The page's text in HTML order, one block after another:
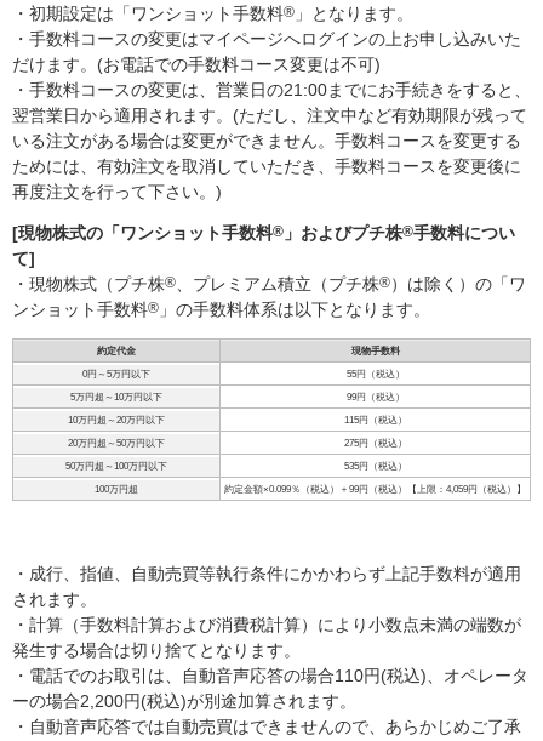
・初期設定は「ワンショット手数料® 」となります。
・手数料コースの変更はマイページへログインの上お申し込みいた
だけます。(お電話での手数料コース変更は不可)
・手数料コースの変更は、営業日の21:00までにお手続きをすると、
翌営業日から適用されます。(ただし、注文中など有効期限が残って
いる注文がある場合は変更ができません。手数料コースを変更する
ためには、有効注文を取消していただき、手数料コースを変更後に
再度注文を行って下さい。)
[現物株式の「ワンショット手数料® 」およびプチ株®手数料につい
て]
・現物株式（プチ株®、プレミアム積立（プチ株®）は除く）の「ワ
ンショット手数料® 」の手数料体系は以下となります。
約定代金
現物手数料
0円～5万円以下
55円（税込）
5万円超～10万円以下
99円（税込）
10万円超～20万円以下
115円（税込）
20万円超～50万円以下
275円（税込）
50万円超～100万円以下
535円（税込）
100万円超
約定金額×0.099％（税込）＋99円（税込）【上限：4,059円（税込）】
・成行、指値、自動売買等執行条件にかかわらず上記手数料が適用
されます。
・計算（手数料計算および消費税計算）により小数点未満の端数が
発生する場合は切り捨てとなります。
・電話でのお取引は、自動音声応答の場合110円(税込)、オペレータ
ーの場合2,200円(税込)が別途加算されます。
・自動音声応答では自動売買はできませんので、あらかじめご了承